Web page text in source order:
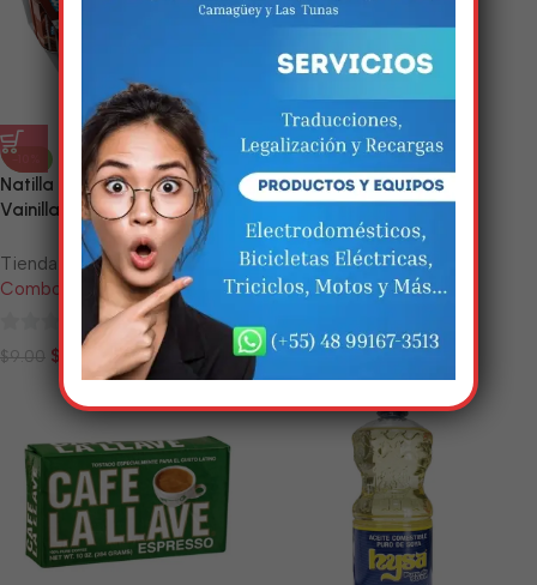
Natilla de Chocolate y/o
Vainilla
Tienda:
Combos Camagüey
0
$9.00 $ 8.10
Paquete de Chocolate en
Polvo (Choco Fiñe)
Tienda:
Combos Camagüey
0
de
5
$6.00 $5.40
Estamos trabalhando
nisso!
Em breve, esta página estará
disponível com novidades
incríveis. Agradecemos pela
paciência e compreensão.